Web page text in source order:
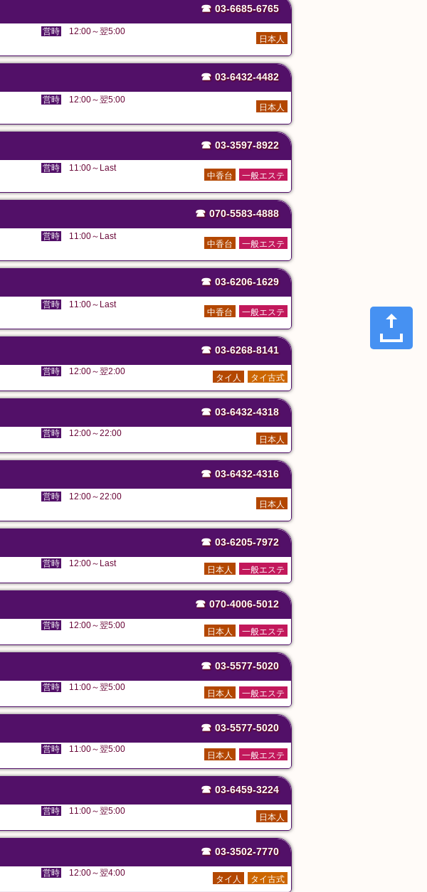
☎ 03-6685-6765
営時 12:00～翌5:00
日本人
☎ 03-6432-4482
営時 12:00～翌5:00
日本人
☎ 03-3597-8922
営時 11:00～Last
一般エステ
中香台
☎ 070-5583-4888
営時 11:00～Last
一般エステ
中香台
☎ 03-6206-1629
営時 11:00～Last
一般エステ
中香台
☎ 03-6268-8141
営時 12:00～翌2:00
タイ古式
タイ人
☎ 03-6432-4318
営時 12:00～22:00
日本人
☎ 03-6432-4316
営時 12:00～22:00
日本人
☎ 03-6205-7972
営時 12:00～Last
一般エステ
日本人
☎ 070-4006-5012
営時 12:00～翌5:00
一般エステ
日本人
☎ 03-5577-5020
営時 11:00～翌5:00
一般エステ
日本人
☎ 03-5577-5020
営時 11:00～翌5:00
一般エステ
日本人
☎ 03-6459-3224
営時 11:00～翌5:00
日本人
☎ 03-3502-7770
営時 12:00～翌4:00
タイ古式
タイ人